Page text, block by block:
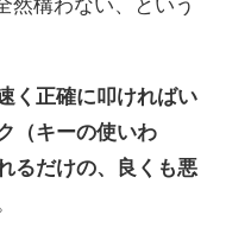
然構わない、という
く正確に叩ければい
（キーの使いわ
るだけの、良くも悪